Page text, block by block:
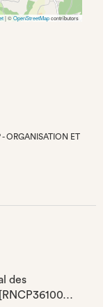
|©OpenStreetMapcontributors
ORGANISATION ET
des